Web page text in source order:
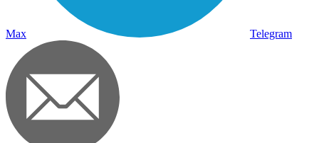
Max Telegram